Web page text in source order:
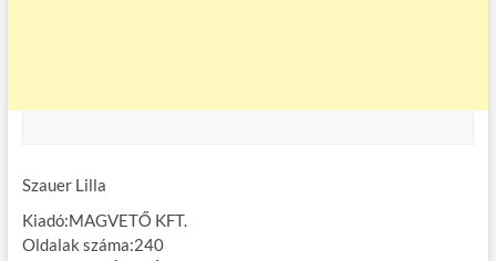
Szauer Lilla
Kiadó:MAGVETŐ KFT.
Oldalak száma:240